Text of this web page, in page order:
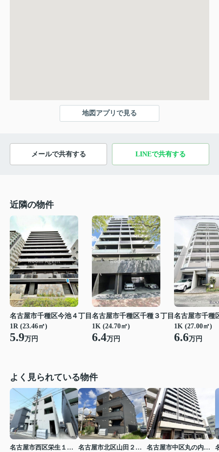
地図アプリで見る
メールで共有する LINEで共有する
近隣の物件
名古屋市千種区今池４丁目
1R (23.46㎡)
5.9万円
名古屋市千種区千種３丁目
1K (24.70㎡)
6.4万円
名古屋市千種
1K (27.00㎡)
6.6万円
よく見られている物件
名古屋市西区栄生１丁目
名古屋市北区山田２丁目
名古屋市中区丸の内２丁目